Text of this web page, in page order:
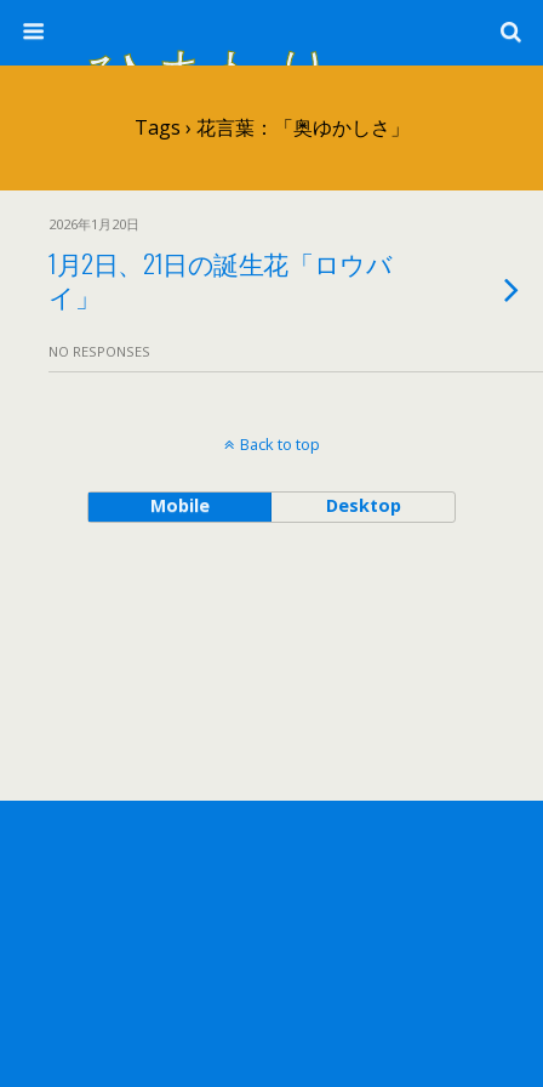
ひまわり畑 sunflower-field
Tags › 花言葉：「奥ゆかしさ」
2026年1月20日
1月2日、21日の誕生花「ロウバ
イ」
NO RESPONSES
Back to top
Mobile Desktop